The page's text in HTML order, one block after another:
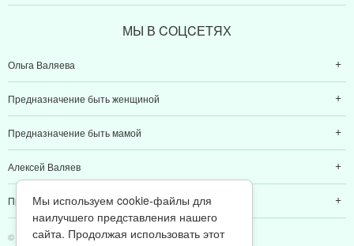
МЫ В CОЦCЕТЯХ
Ольга Валяева
Предназначение быть женщиной
Предназначение быть мамой
Алексей Валяев
Предназначение быть папой
© 2011-2026 Предназначение быть Женщиной
Мы используем cookie-файлы для
наилучшего представления нашего
сайта. Продолжая использовать этот